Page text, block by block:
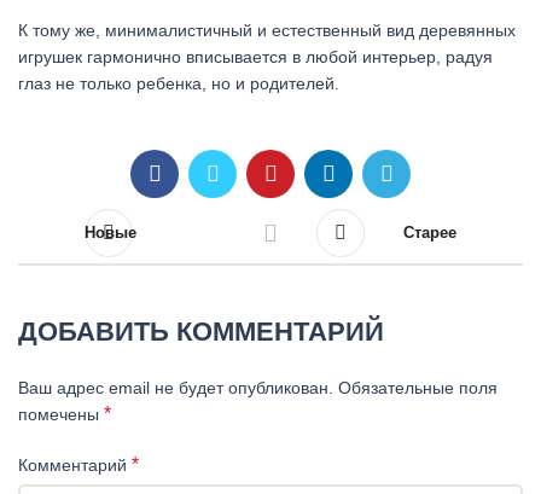
К тому же, минималистичный и естественный вид деревянных
игрушек гармонично вписывается в любой интерьер, радуя
глаз не только ребенка, но и родителей.
Новые Старее
ДОБАВИТЬ КОММЕНТАРИЙ
Ваш адрес email не будет опубликован. Обязательные поля
помечены *
Комментарий *